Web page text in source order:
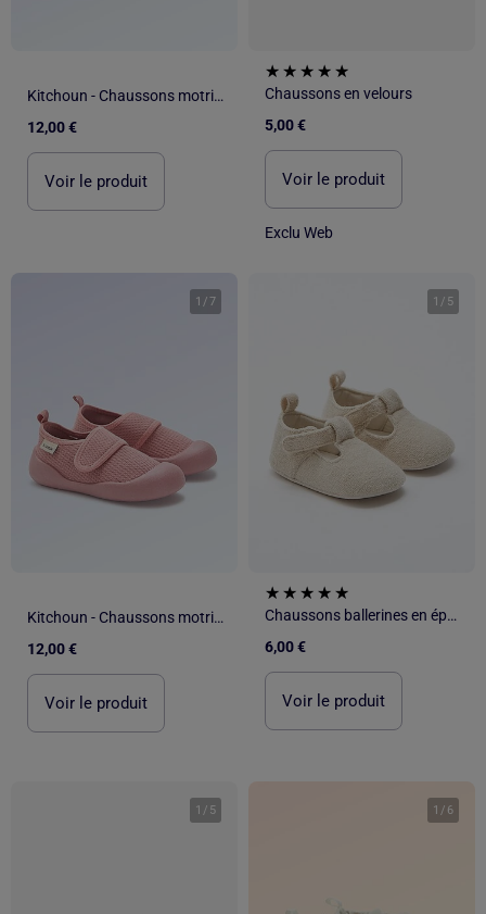
Kitchoun - Chaussons motricité 4 'marcher'
12,00 €
Voir le produit
Chaussons en velours
5,00 €
Voir le produit
Exclu Web
1 /7
Kitchoun - Chaussons motricité 4 'marcher'
12,00 €
Voir le produit
1 / 5
Chaussons ballerines en éponge
6,00 €
Voir le produit
1 / 5 1 / 6